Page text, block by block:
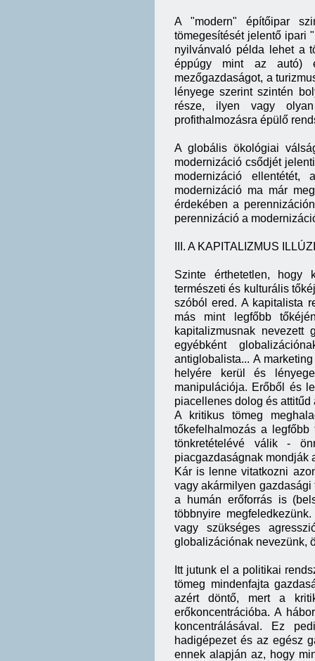
A "modern" építőipar
tömegesítését jelentő ipari
nyilvánvaló példa lehet a
éppúgy mint az autó)
mezőgazdaságot, a
lényege szerint szintén
része, ilyen vagy
profithalmozásra épülő
A globális ökológiai
modernizáció csődjét
modernizáció
modernizáció ma már
érdekében a
perennizáció a
III. A KAPITALIZMUS
Szinte érthetetlen, hogy
természeti és kulturális
szóból ered. A kapitalista
más mint legfőbb
kapitalizmusnak
egyébként
antiglobalista... A
helyére kerül és
manipulációja. Erőből és
piacellenes dolog és
A kritikus tömeg
tőkefelhalmozás a
tönkretételévé válik -
piacgazdaságnak mondják
Kár is lenne vitatkozni
vagy akármilyen
a humán erőforrás is
többnyire
vagy szükséges
globalizációnak nevezünk,
Itt jutunk el a politikai
tömeg mindenfajta
azért döntő, mert a
erőkoncentrációba. A
koncentrálásával. Ez
hadigépezet és az egész
ennek alapján az, hogy